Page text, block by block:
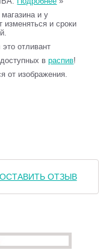
и у
изменяться и сроки
отливант
доступных враспив!
от изображения.
ОСТАВИТЬ ОТЗЫВ